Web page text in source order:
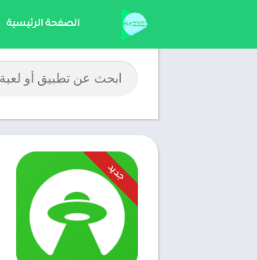
الصفحة الرئيسية
جديد